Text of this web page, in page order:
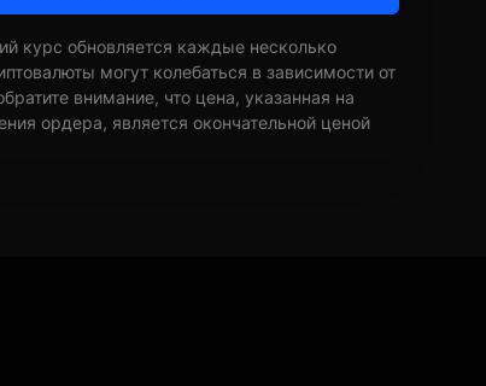
курс обновляется каждые несколько
могут колебаться в зависимости от
внимание, что цена, указанная на
ордера, является окончательной ценой